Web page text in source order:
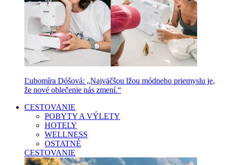
Ľubomíra Dóšová: „Najväčšou lžou módneho priemyslu je,
že nové oblečenie nás zmení.“
CESTOVANIE
POBYTY A VÝLETY
HOTELY
WELLNESS
OSTATNÉ
CESTOVANIE